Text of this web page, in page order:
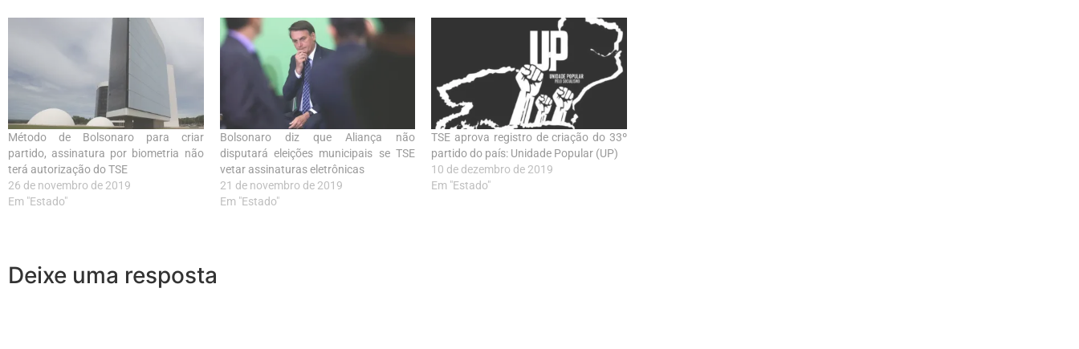
Método de Bolsonaro para criar
partido, assinatura por biometria não
terá autorização do TSE
26 de novembro de 2019
Em "Estado"
Bolsonaro diz que Aliança não
disputará eleições municipais se TSE
vetar assinaturas eletrônicas
21 de novembro de 2019
Em "Estado"
TSE aprova registro de criação do 33º
partido do país: Unidade Popular (UP)
10 de dezembro de 2019
Em "Estado"
Deixe uma resposta